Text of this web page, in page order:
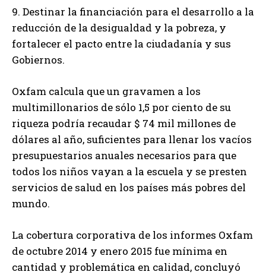
9. Destinar la financiación para el desarrollo a la
reducción de la desigualdad y la pobreza, y
fortalecer el pacto entre la ciudadanía y sus
Gobiernos.
Oxfam calcula que un gravamen a los
multimillonarios de sólo 1,5 por ciento de su
riqueza podría recaudar $ 74 mil millones de
dólares al año, suficientes para llenar los vacíos
presupuestarios anuales necesarios para que
todos los niños vayan a la escuela y se presten
servicios de salud en los países más pobres del
mundo.
La cobertura corporativa de los informes Oxfam
de octubre 2014 y enero 2015 fue mínima en
cantidad y problemática en calidad, concluyó